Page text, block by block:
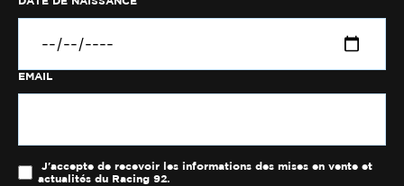
EMAIL
J'accepte de recevoir les informations des mises en vente et
actualités du Racing 92.